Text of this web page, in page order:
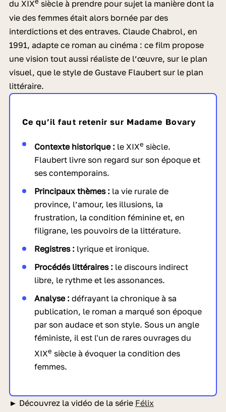
du XIX
siècle à prendre pour sujet la manière dont la
vie des femmes était alors bornée par des
interdictions et des entraves. Claude Chabrol, en
1991, adapte ce roman au cinéma : ce film propose
une vision tout aussi réaliste de l’œuvre, sur le plan
visuel, que le style de Gustave Flaubert sur le plan
littéraire.
Ce qu’il faut retenir sur Madame Bovary
Contexte historique :le XIXe siècle.
Flaubert livre son regard sur son époque et
ses contemporains.
Principaux thèmes :la vie rurale de
province, l’amour, les illusions, la
frustration, la condition féminine et, en
filigrane, les pouvoirs de la littérature.
Registres :lyrique et ironique.
Procédés littéraires :le discours indirect
libre, le rythme et les assonances.
Analyse :défrayant la chronique à sa
publication, le roman a marqué son époque
par son audace et son style. Sous un angle
féministe, il est l'un de rares ouvrages du
XIXe siècle à évoquer la condition des
femmes.
► Découvrez la vidéo de la série Félix